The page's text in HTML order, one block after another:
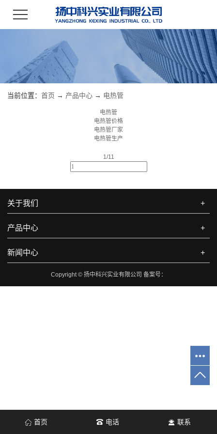
当前位置： 首页 → 产品中心 → 电热管
电热管
电热管价格
电热管厂家
电热管生产
1/11
关于我们 +
产品中心 +
新闻中心 +
Copyright © 扬中科兴实业有限公司 备案号：
首页 电话 联系